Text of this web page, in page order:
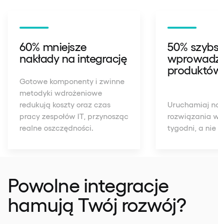
60% mniejsze
nakłady na integrację
Gotowe komponenty i zwinne
metodyki wdrożeniowe
redukują koszty oraz czas
pracy zespołów IT, przynosząc
realne oszczędności.
50%
Uruchamiaj
rozwiązania
tygodni, a nie
Powolne integracje
hamują Twój rozwój?